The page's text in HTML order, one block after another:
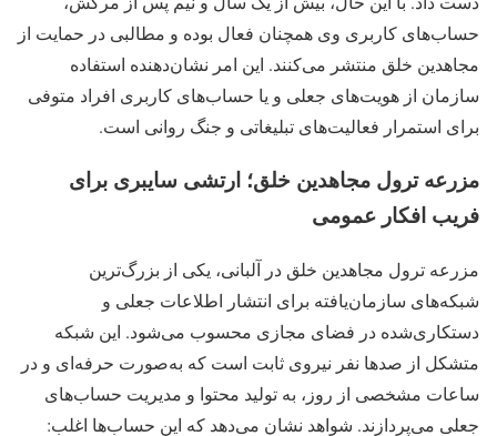
حساب‌های کاربری وی همچنان فعال بوده و مطالبی در حمایت از
مجاهدین خلق منتشر می‌کنند. این امر نشان‌دهنده استفاده
سازمان از هویت‌های جعلی و یا حساب‌های کاربری افراد متوفی
برای استمرار فعالیت‌های تبلیغاتی و جنگ روانی است.
مزرعه ترول مجاهدین خلق؛ ارتشی سایبری برای
فریب افکار عمومی
مزرعه ترول مجاهدین خلق در آلبانی، یکی از بزرگ‌ترین
شبکه‌های سازمان‌یافته برای انتشار اطلاعات جعلی و
دستکاری‌شده در فضای مجازی محسوب می‌شود. این شبکه
متشکل از صدها نفر نیروی ثابت است که به‌صورت حرفه‌ای و در
ساعات مشخصی از روز، به تولید محتوا و مدیریت حساب‌های
جعلی می‌پردازند. شواهد نشان می‌دهد که این حساب‌ها اغلب: